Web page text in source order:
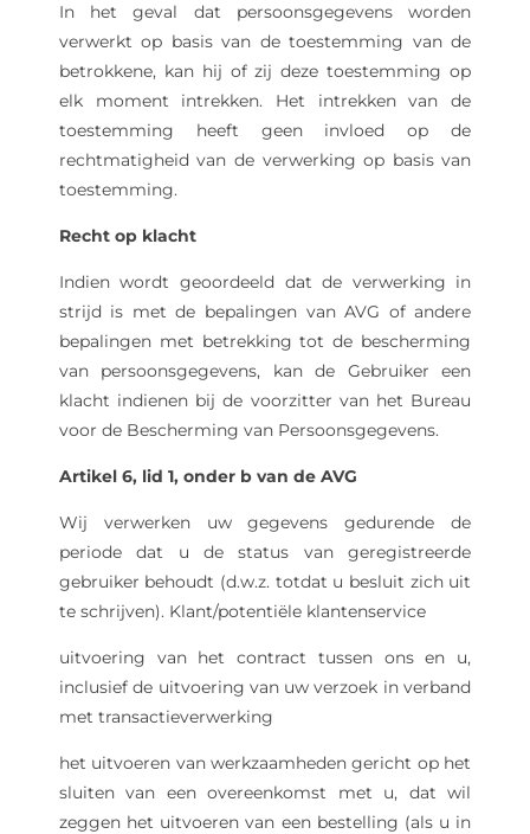
In het geval dat persoonsgegevens worden
verwerkt op basis van de toestemming van de
betrokkene, kan hij of zij deze toestemming op
elk moment intrekken. Het intrekken van de
toestemming heeft geen invloed op de
rechtmatigheid van de verwerking op basis van
toestemming.
Recht op klacht
Indien wordt geoordeeld dat de verwerking in
strijd is met de bepalingen van AVG of andere
bepalingen met betrekking tot de bescherming
van persoonsgegevens, kan de Gebruiker een
klacht indienen bij de voorzitter van het Bureau
voor de Bescherming van Persoonsgegevens.
Artikel 6, lid 1, onder b van de AVG
Wij verwerken uw gegevens gedurende de
periode dat u de status van geregistreerde
gebruiker behoudt (d.w.z. totdat u besluit zich uit
te schrijven). Klant/potentiële klantenservice
uitvoering van het contract tussen ons en u,
inclusief de uitvoering van uw verzoek in verband
met transactieverwerking
het uitvoeren van werkzaamheden gericht op het
sluiten van een overeenkomst met u, dat wil
zeggen het uitvoeren van een bestelling (als u in